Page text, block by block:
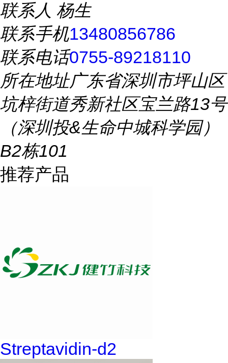
联系人 杨生
联系手机13480856786
联系电话0755-89218110
所在地址广东省深圳市坪山区
坑梓街道秀新社区宝兰路13号
（深圳投&生命中城科学园）
B2栋101
推荐产品
Streptavidin-d2